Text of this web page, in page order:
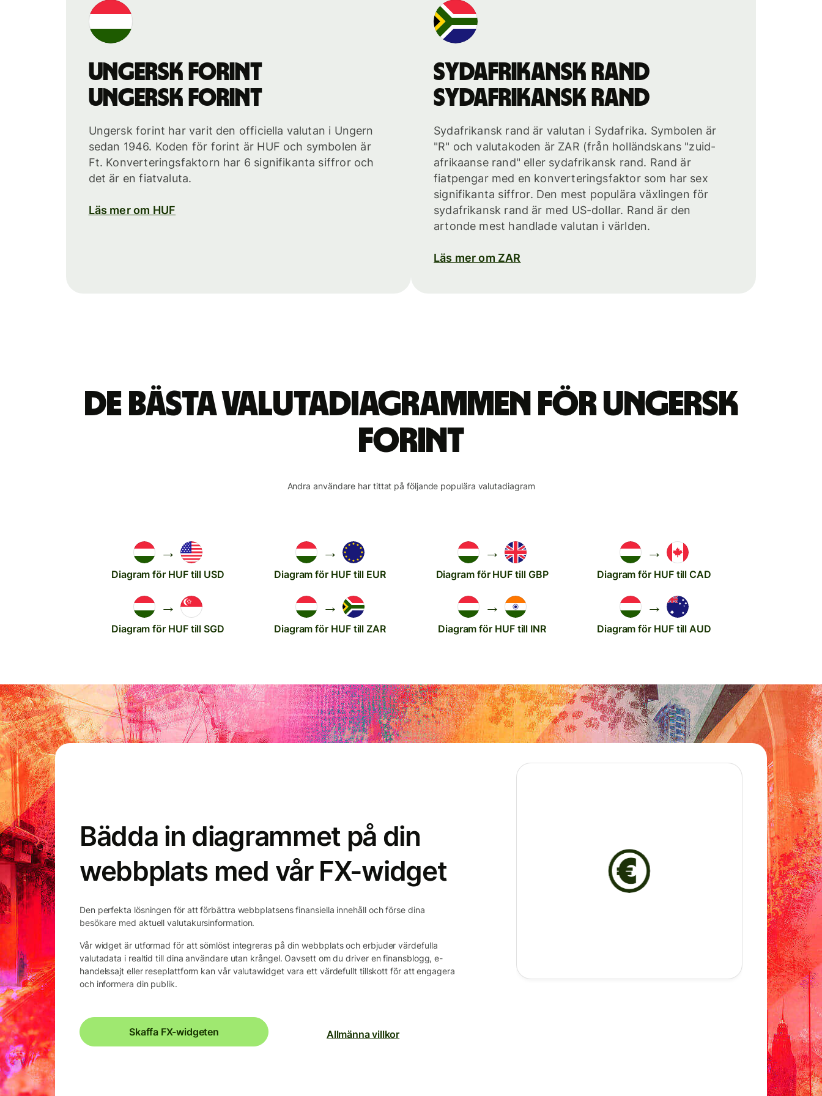
ungersk forint
ungersk forint
Ungersk forint har varit den officiella valutan i Ungern
sedan 1946. Koden för forint är HUF och symbolen är
Ft. Konverteringsfaktorn har 6 signifikanta siffror och
det är en fiatvaluta.
Läs mer om HUF
sydafrikansk rand
sydafrikansk rand
Sydafrikansk rand är valutan i Sydafrika. Symbolen är
"R" och valutakoden är ZAR (från holländskans "zuid-
afrikaanse rand" eller sydafrikansk rand. Rand är
fiatpengar med en konverteringsfaktor som har sex
signifikanta siffror. Den mest populära växlingen för
sydafrikansk rand är med US-dollar. Rand är den
artonde mest handlade valutan i världen.
Läs mer om ZAR
De bästa valutadiagrammen för ungersk
forint
Andra användare har tittat på följande populära valutadiagram
→
Diagram för HUF till USD
→
Diagram för HUF till EUR
→
Diagram för HUF till GBP
→
Diagram för HUF till CAD
→
Diagram för HUF till SGD
→
Diagram för HUF till ZAR
→
Diagram för HUF till INR
→
Diagram för HUF till AUD
Bädda in diagrammet på din
webbplats med vår FX-widget
Den perfekta lösningen för att förbättra webbplatsens finansiella innehåll och förse dina
besökare med aktuell valutakursinformation.
Vår widget är utformad för att sömlöst integreras på din webbplats och erbjuder värdefulla
valutadata i realtid till dina användare utan krångel. Oavsett om du driver en finansblogg, e-
handelssajt eller reseplattform kan vår valutawidget vara ett värdefullt tillskott för att engagera
och informera din publik.
Skaffa FX-widgeten Allmänna villkor